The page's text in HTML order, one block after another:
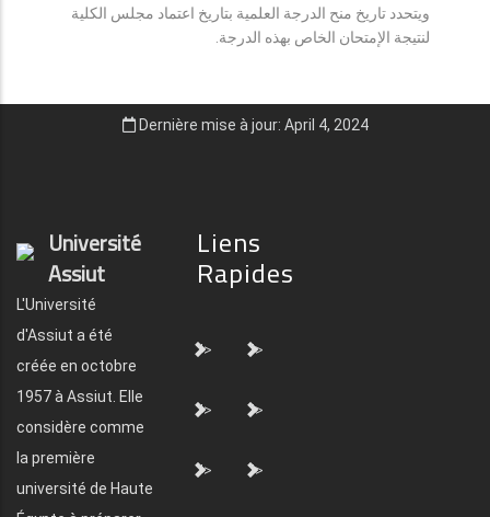
ويتحدد تاريخ منح الدرجة العلمية بتاريخ اعتماد مجلس الكلية
لنتيجة الإمتحان الخاص بهذه الدرجة.
Dernière mise à jour: April 4, 2024
Université
Assiut
L'Université
d'Assiut a été
créée en octobre
1957 à Assiut. Elle
considère comme
la première
université de Haute
Liens
Rapides
"> ">
"> ">
"> ">